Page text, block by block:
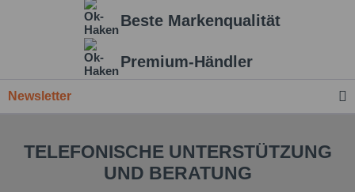
Beste Markenqualität
Premium-Händler
Newsletter
TELEFONISCHE UNTERSTÜTZUNG
UND BERATUNG